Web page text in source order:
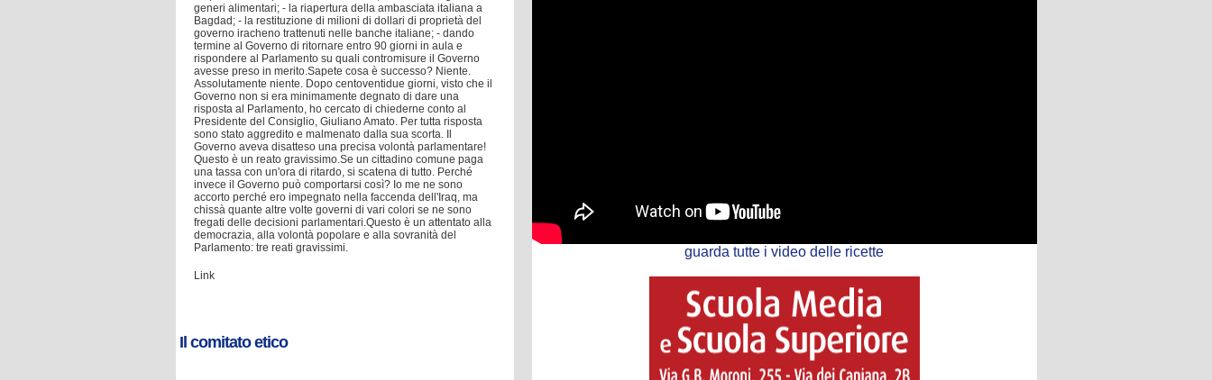
generi alimentari; - la riapertura della ambasciata italiana a
Bagdad; - la restituzione di milioni di dollari di proprietà del
governo iracheno trattenuti nelle banche italiane; - dando
termine al Governo di ritornare entro 90 giorni in aula e
rispondere al Parlamento su quali contromisure il Governo
avesse preso in merito.Sapete cosa è successo? Niente.
Assolutamente niente. Dopo centoventidue giorni, visto che il
Governo non si era minimamente degnato di dare una
risposta al Parlamento, ho cercato di chiederne conto al
Presidente del Consiglio, Giuliano Amato. Per tutta risposta
sono stato aggredito e malmenato dalla sua scorta. Il
Governo aveva disatteso una precisa volontà parlamentare!
Questo è un reato gravissimo.Se un cittadino comune paga
una tassa con un'ora di ritardo, si scatena di tutto. Perché
invece il Governo può comportarsi così? Io me ne sono
accorto perché ero impegnato nella faccenda dell'Iraq, ma
chissà quante altre volte governi di vari colori se ne sono
fregati delle decisioni parlamentari.Questo è un attentato alla
democrazia, alla volontà popolare e alla sovranità del
Parlamento: tre reati gravissimi.
Link
Il comitato etico
guarda tutte i video delle ricette